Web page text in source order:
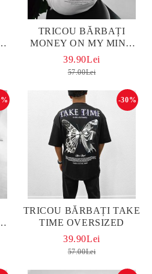
TRICOU BĂRBAȚI
MONEY ON MY MIND
ALB OVERSIZED
39.90Lei
57.00Lei
TRICOU BĂRBAȚI TAKE
TIME OVERSIZED
-30%
39.90Lei
57.00Lei